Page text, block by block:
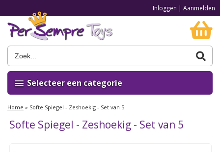
Inloggen | Aanmelden
Selecteer een categorie
Home » Softe Spiegel - Zeshoekig - Set van 5
Softe Spiegel - Zeshoekig - Set van 5